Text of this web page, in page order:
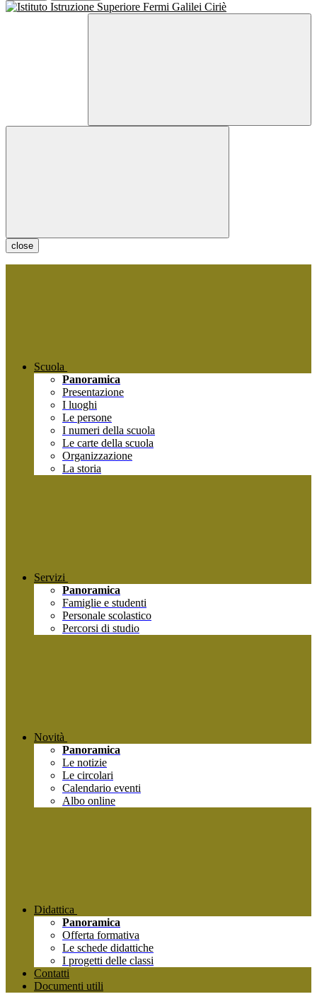
close
Scuola
Panoramica
Presentazione
I luoghi
Le persone
I numeri della scuola
Le carte della scuola
Organizzazione
La storia
Servizi
Panoramica
Famiglie e studenti
Personale scolastico
Percorsi di studio
Novità
Panoramica
Le notizie
Le circolari
Calendario eventi
Albo online
Didattica
Panoramica
Offerta formativa
Le schede didattiche
I progetti delle classi
Contatti
Documenti utili